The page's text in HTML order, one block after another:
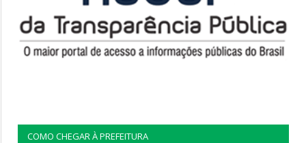
COMO CHEGAR À PREFEITURA